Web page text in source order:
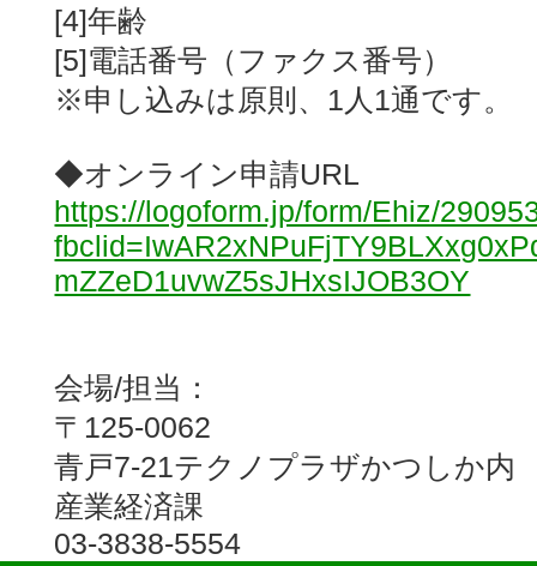
[4]年齢
[5]電話番号（ファクス番号）
※申し込みは原則、1人1通です。
◆オンライン申請URL
https://logoform.jp/form/Ehiz/
mZZeD1uvwZ5sJHxsIJOB3OY
会場/担当：
〒125-0062
青戸7-21テクノプラザかつしか内
産業経済課
03-3838-5554